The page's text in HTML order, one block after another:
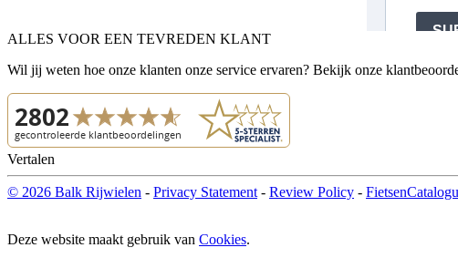
ALLES VOOR EEN TEVREDEN KLANT
Wil jij weten hoe onze klanten onze service ervaren? Bekijk onze
Vertalen
© 2026 Balk Rijwielen - Privacy Statement - Review Policy -
Deze website maakt gebruik van Cookies.